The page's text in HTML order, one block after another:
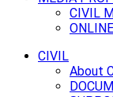
CIVIL
CIVIL
About